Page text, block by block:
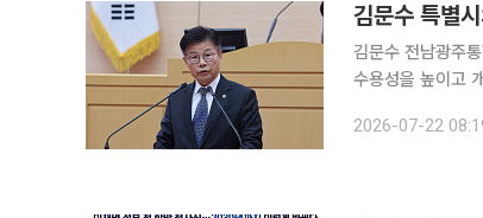
김문수 특별
김문수 전남광주
수용성을 높이고 개
지역주민들이 쉽
2026-07-22